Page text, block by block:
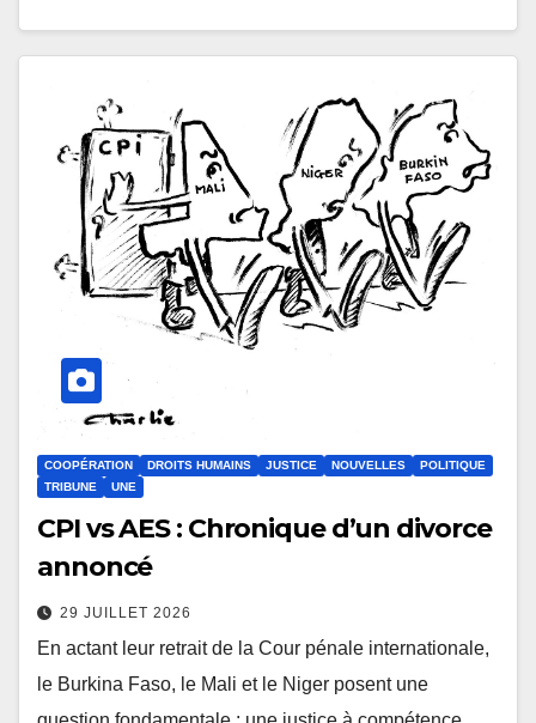
COOPÉRATION DROITS HUMAINS JUSTICE NOUVELLES
POLITIQUE
TRIBUNE
UNE
CPI vs AES : Chronique d’un divorce
annoncé
29 JUILLET 2026
En actant leur retrait de la Cour pénale internationale,
le Burkina Faso, le Mali et le Niger posent une